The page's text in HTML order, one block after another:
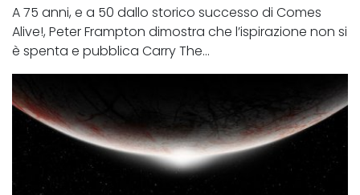
A 75 anni, e a 50 dallo storico successo di Comes
Alive!, Peter Frampton dimostra che l’ispirazione non si
è spenta e pubblica Carry The...